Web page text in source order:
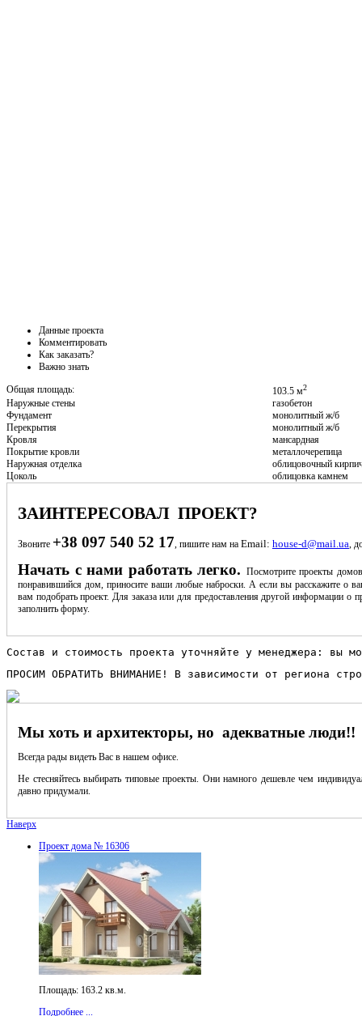
Данные проекта
Комментировать
Как заказать?
Важно знать
Общая площадь:
103.5 м2
Наружные стены
газобетон
Фундамент
монолитный ж/б
Перекрытия
монолитный ж/б
Кровля
мансардная
Покрытие кровли
металлочерепица
Наружная отделка
облицовочный
Цоколь
облицовка камнем
ЗАИНТЕРЕСОВАЛ ПРОЕКТ?
Звоните +38 097 540 52 17 , пишите нам на Email: house-d@mail.ua ,
Начать с нами работать легко. Посмотрите проекты
понравившийся дом, приносите ваши любые наброски. А если вы расскажите о
вам подобрать проект. Для заказа или для предоставления другой информации о
заполнить форму.
Состав и стоимость проекта уточняйте у менеджера:
ПРОСИМ ОБРАТИТЬ ВНИМАНИЕ! В зависимости от региона
Мы хоть и архитекторы, но адекватные люди!!
Всегда рады видеть Вас в нашем офисе.
Не стесняйтесь выбирать типовые проекты. Они намного дешевле чем
давно придумали.
Наверх
Проект дома № 16306
Площадь: 163.2 кв.м.
Подробнее ...